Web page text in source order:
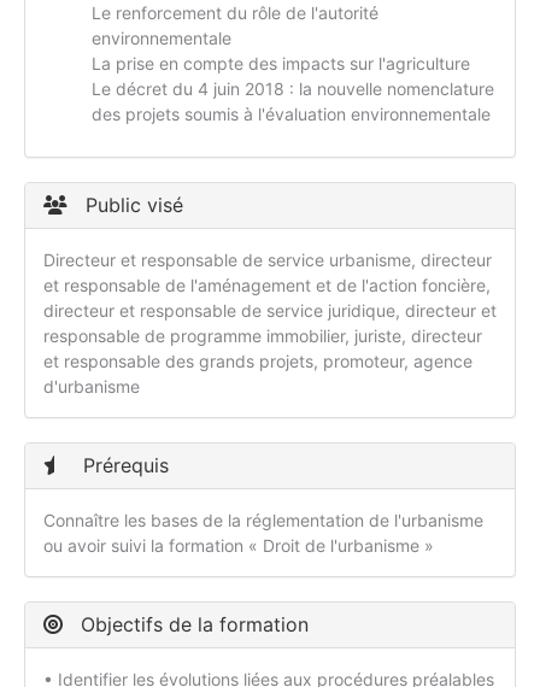
Le renforcement du rôle de l'autorité
environnementale
La prise en compte des impacts sur l'agriculture
Le décret du 4 juin 2018 : la nouvelle nomenclature
des projets soumis à l'évaluation environnementale
Public visé
Directeur et responsable de service urbanisme, directeur
et responsable de l'aménagement et de l'action foncière,
directeur et responsable de service juridique, directeur et
responsable de programme immobilier, juriste, directeur
et responsable des grands projets, promoteur, agence
d'urbanisme
Prérequis
Connaître les bases de la réglementation de l'urbanisme
ou avoir suivi la formation « Droit de l'urbanisme »
Objectifs de la formation
• Identifier les évolutions liées aux procédures préalables